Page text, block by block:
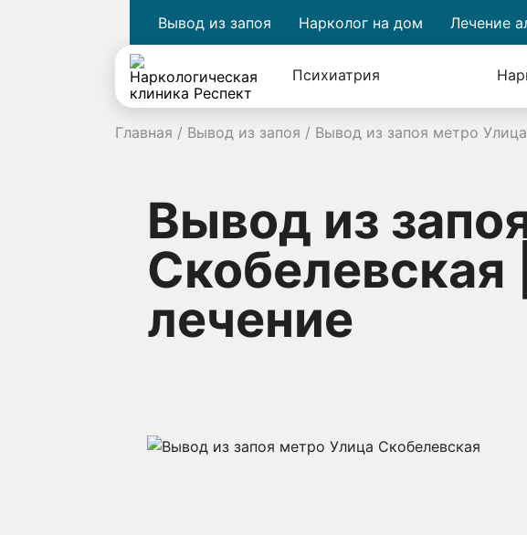
Вывод из запоя Нарколог на дом Лечение
Психиатрия
Главная / Вывод из запоя / Вывод из запоя метро
Вывод из
Скобелевская
лечение